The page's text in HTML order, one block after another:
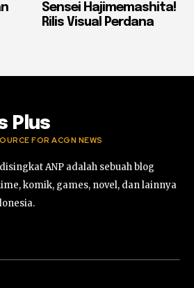
Sensei Hajimemashita!
Rilis Visual Perdana
Plus
FOR ACGN NEWS
ANP adalah sebuah blog
komik, games, novel, dan lainnya